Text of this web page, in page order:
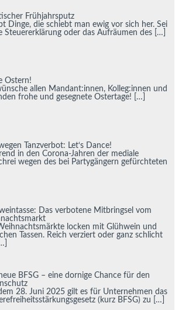
Frühjahrsputz
Dinge, die schiebt man ewig vor sich her. Sei
Steuererklärung oder das Aufräumen des
[…]
Ostern!
allen Mandant:innen, Kolleg:innen und
frohe und gesegnete Ostertage! […]
Tanzverbot: Let‘s Dance!
in den Corona-Jahren der mediale
wegen des bei Partygängern gefürchteten
Das verbotene Mitbringsel vom
locken mit Glühwein und
Tassen. Reich verziert oder ganz schlicht
BFSG – eine dornige Chance für den
28. Juni 2025 gilt es für Unternehmen das
(kurz BFSG) zu
[…]